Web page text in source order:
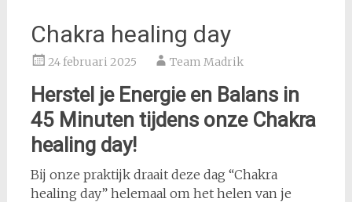
Chakra healing day
24 februari 2025 Team Madrik
Herstel je Energie en Balans in
45 Minuten tijdens onze Chakra
healing day!
Bij onze praktijk draait deze dag “Chakra
healing day” helemaal om het helen van je